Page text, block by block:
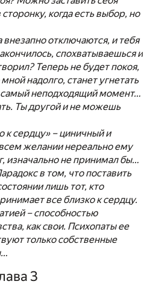
когда есть выбор, но
отключаются, и тебя
спохватываешься и
Теперь не будет покоя,
надолго, станет угнетать
самый неподходящий момент…
Ты другой и не можешь
к сердцу» – циничный и
желании нереально ему
изначально не принимал бы…
в том, что поставить
лишь тот, кто
все близко к сердцу.
– способностью
как свои. Психопаты ее
только собственные
3